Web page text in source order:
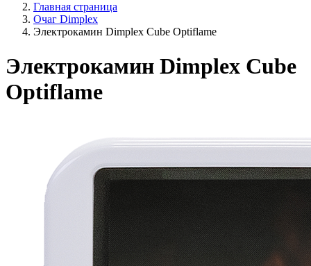
Главная страница
Очаг Dimplex
Электрокамин Dimplex Cube Optiflame
Электрокамин Dimplex Cube
Optiflame